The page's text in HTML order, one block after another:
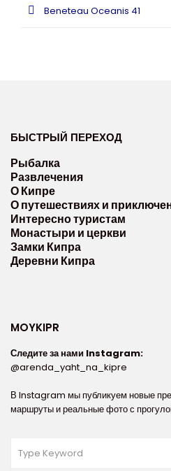
Beneteau Oceanis 41
БЫСТРЫЙ ПЕРЕХОД
Рыбалка
Развлечения
О Кипре
О путешествиях и
Интересно туристам
Монастыри и церкви
Замки Кипра
Деревни Кипра
MOYKIPR
Следите за нами Instagram:
@arenda_yaht_na_kipre
В Instagram мы публикуем новые
маршруты и реальные фото с